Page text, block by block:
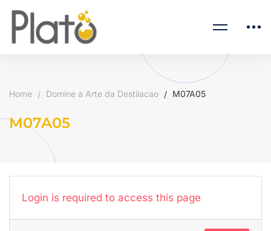
Home Domine a Arte da Destilacao M07A05
M07A05
Login is required to access this page